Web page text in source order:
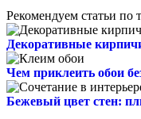
Рекомендуем статьи по
Декоративные
Чем приклеить обои
Бежевый цвет стен: